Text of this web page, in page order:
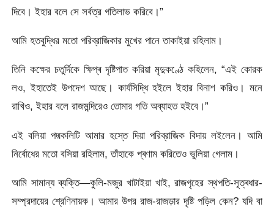
দিবে। ইহার বলে সে সর্বত্র গতিলাভ করিবে।”
আমি হতবুদ্ধির মতো পরিব্রাজিকার মুখের পানে তাকাইয়া রহিলাম।
তিনি কক্ষের চতুর্দিকে ক্ষিপ্ৰ দৃষ্টিপাত করিয়া মৃদুকণ্ঠে কহিলেন, “এই কোরক
লও, ইহাতেই উপদেশ আছে। কার্যসিদ্ধি হইলে ইহার বিনাশ করিও। মনে
রাখিও, ইহার বলে রাজমন্দিরেও তোমার গতি অব্যাহত হইবে।”
এই বলিয়া পদ্মকলিটি আমার হস্তে দিয়া পরিব্রাজিক বিদায় লইলেন। আমি
নির্বোধের মতো বসিয়া রহিলাম, তাঁহাকে প্ৰণাম করিতেও ভুলিয়া গেলাম।
আমি সামান্য ব্যক্তি—কুলি-মজুর খাটাইয়া খাই, রাজগৃহের স্থপতি-সূত্ৰধার-
সম্প্রদায়ের শ্রেণিনায়ক। আমার উপর রাজ-রাজড়ার দৃষ্টি পড়িল কেন? যদি বা